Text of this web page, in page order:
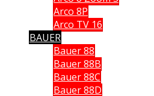
Arco 8P
Arco TV 16
BAUER
Bauer 88
Bauer 88B
Bauer 88C
Bauer 88D